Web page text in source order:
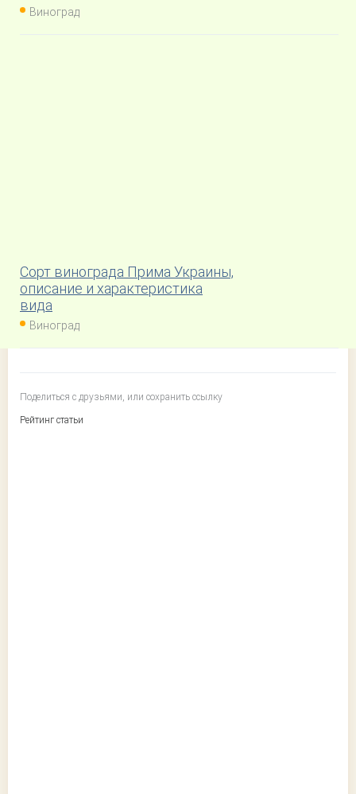
Виноград
Сорт винограда Прима Украины,
описание и характеристика
вида
Виноград
Поделиться с друзьями, или сохранить ссылку
Рейтинг статьи